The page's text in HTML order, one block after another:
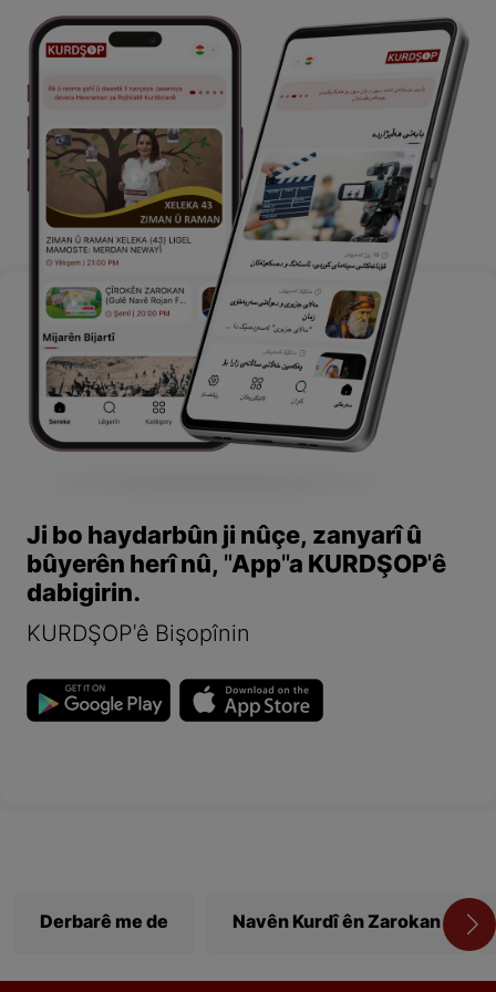
Ji bo haydarbûn ji nûçe, zanyarî û
bûyerên herî nû, "App"a KURDŞOP'ê
dabigirin.
KURDŞOP'ê Bişopînin
Derbarê me de Navên Kurdî ên Zarokan